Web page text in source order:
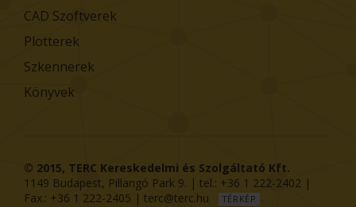
CAD Szoftverek
Plotterek
Szkennerek
Könyvek
© 2015, TERC Kereskedelmi és Szolgáltató Kft.
1149 Budapest, Pillangó Park 9. | tel.: +36 1 222-2402 |
Fax.: +36 1 222-2405 | terc@terc.hu TÉRKÉP